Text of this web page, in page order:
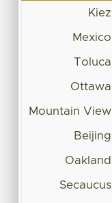
Kiez
Mexico
Toluca
Ottawa
Mountain View
Beijing
Oakland
Secaucus